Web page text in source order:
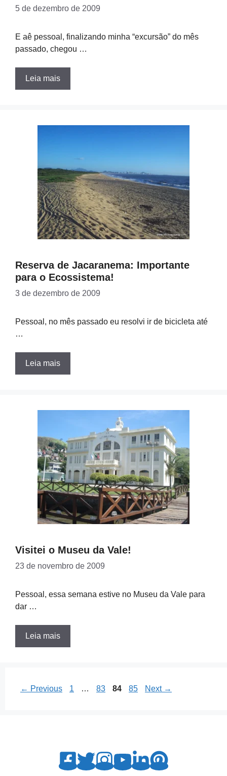
5 de dezembro de 2009
E aê pessoal, finalizando minha “excursão” do mês
passado, chegou …
Leia mais
Reserva de Jacaranema: Importante
para o Ecossistema!
3 de dezembro de 2009
Pessoal, no mês passado eu resolvi ir de bicicleta até
…
Leia mais
Visitei o Museu da Vale!
23 de novembro de 2009
Pessoal, essa semana estive no Museu da Vale para
dar …
Leia mais
← Previous Page
1 … Page
83 Page
84 Page
85 Next →